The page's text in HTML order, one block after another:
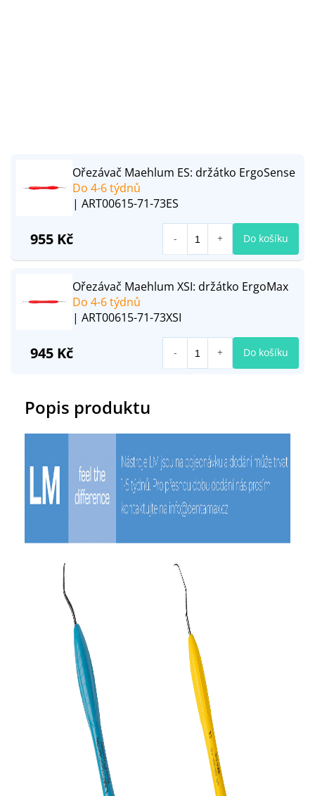
Popis produktu
Ořezávač Maehlum ES: držátko ErgoSense
Do 4-6 týdnů
| ART00615-71-73ES
955 Kč Do košíku
Ořezávač Maehlum XSI: držátko ErgoMax
Do 4-6 týdnů
| ART00615-71-73XSI
945 Kč Do košíku